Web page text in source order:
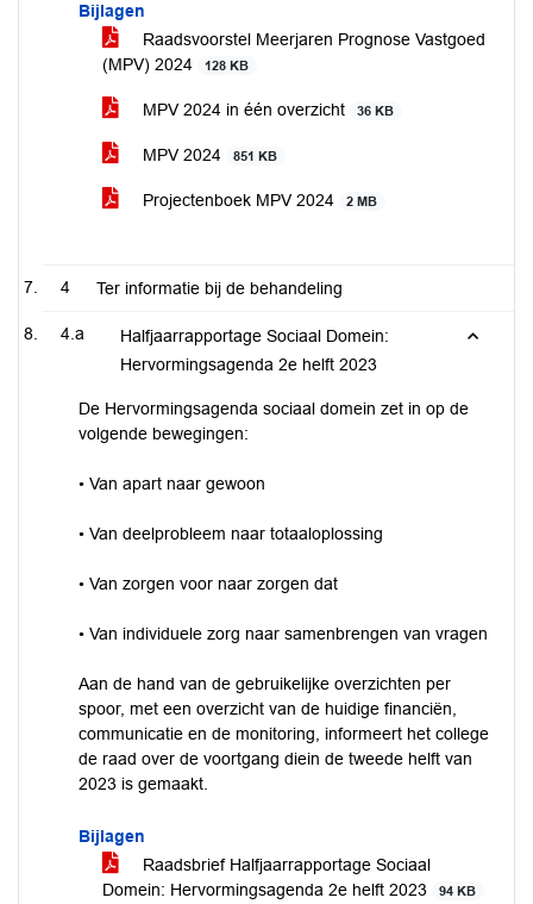
Bijlagen
Raadsvoorstel Meerjaren Prognose Vastgoed
(MPV) 2024
128 KB
MPV 2024 in één overzicht 36 KB
MPV 2024 851 KB
Projectenboek MPV 2024 2 MB
4 Ter informatie bij de behandeling
4.a
Halfjaarrapportage Sociaal Domein:
Hervormingsagenda 2e helft 2023
De Hervormingsagenda sociaal domein zet in op de
volgende bewegingen:
• Van apart naar gewoon
• Van deelprobleem naar totaaloplossing
• Van zorgen voor naar zorgen dat
• Van individuele zorg naar samenbrengen van vragen
Aan de hand van de gebruikelijke overzichten per
spoor, met een overzicht van de huidige financiën,
communicatie en de monitoring, informeert het college
de raad over de voortgang diein de tweede helft van
2023 is gemaakt.
Bijlagen
Raadsbrief Halfjaarrapportage Sociaal
Domein: Hervormingsagenda 2e helft 2023
94 KB